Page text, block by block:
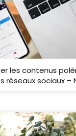
les contenus
réseaux sociaux –